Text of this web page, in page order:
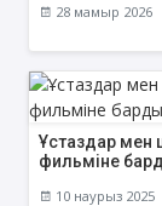
28 мамыр 2026
Ұстаздар мен
фильміне
10 наурыз 2025